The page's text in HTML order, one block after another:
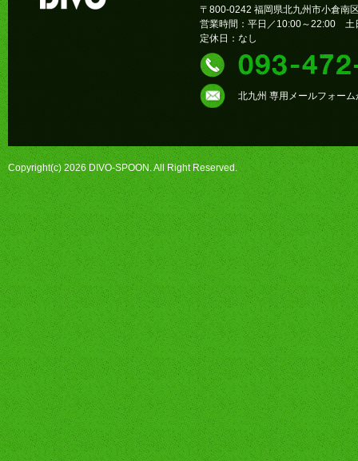
〒800-0242 福岡県北九州市小倉南
営業時間：平日／10:00～22:00 土
定休日：なし
北九州 専用メールフォー
Copyright(c) 2026 DIVO-SPOON. All Right Reserved.